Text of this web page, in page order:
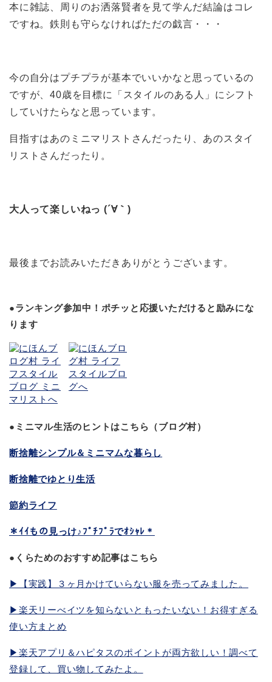
本に雑誌、周りのお洒落賢者を見て学んだ結論はコレ
ですね。鉄則も守らなければただの戯言・・・
今の自分はプチプラが基本でいいかなと思っているの
ですが、40歳を目標に「スタイルのある人」にシフト
していけたらなと思っています。
目指すはあのミニマリストさんだったり、あのスタイ
リストさんだったり。
大人って楽しいねっ (´∀｀)
最後までお読みいただきありがとうございます。
●ランキング参加中！ポチッと応援いただけると励みにな
ります
●ミニマル生活のヒントはこちら（ブログ村）
断捨離シンプル＆ミニマムな暮らし
断捨離でゆとり生活
節約ライフ
＊ｲｲもの見っけ♪ﾌﾟﾁﾌﾟﾗでｵｼｬﾚ＊
●くらためのおすすめ記事はこちら
▶︎【実践】３ヶ月かけていらない服を売ってみました。
▶︎楽天リーべイツを知らないともったいない！お得すぎる
使い方まとめ
▶︎楽天アプリ＆ハピタスのポイントが両方欲しい！調べて
登録して、買い物してみたよ。